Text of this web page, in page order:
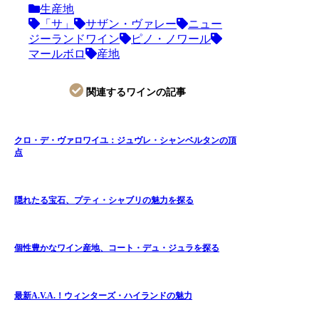
生産地
「サ」
サザン・ヴァレー
ニュー
ジーランドワイン
ピノ・ノワール
マールボロ
産地
関連するワインの記事
クロ・デ・ヴァロワイユ：ジュヴレ・シャンベルタンの頂
点
隠れたる宝石、プティ・シャブリの魅力を探る
個性豊かなワイン産地、コート・デュ・ジュラを探る
最新A.V.A.！ウィンターズ・ハイランドの魅力